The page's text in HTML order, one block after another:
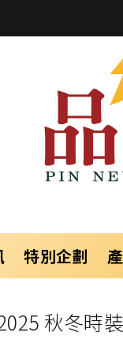
特別企劃
秋冬時